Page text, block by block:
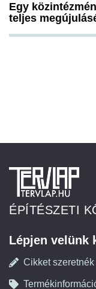
Egy
teljes
ÉPÍTÉSZETI
Lépjen velünk
Cikket szeretnék